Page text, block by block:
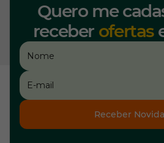
Quero me
receber ofertas
Receber